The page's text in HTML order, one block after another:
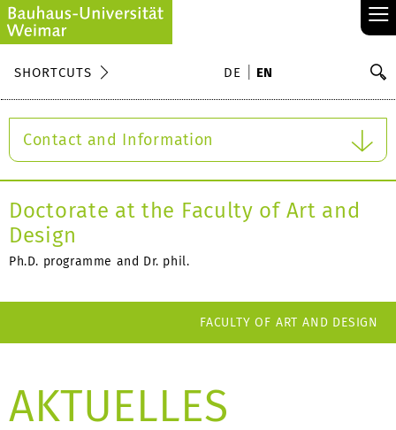
≡
SHORTCUTS DE EN
Contact and Information
Doctorate at the Faculty of Art and
Design
Ph.D. programme and Dr. phil.
FACULTY OF ART AND DESIGN
AKTUELLES